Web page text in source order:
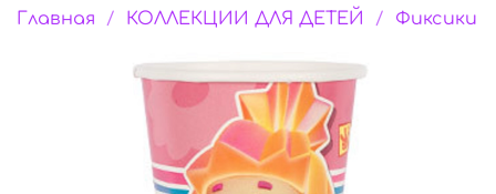
Главная КОЛЛЕКЦИИ ДЛЯ ДЕТЕЙ Фиксики